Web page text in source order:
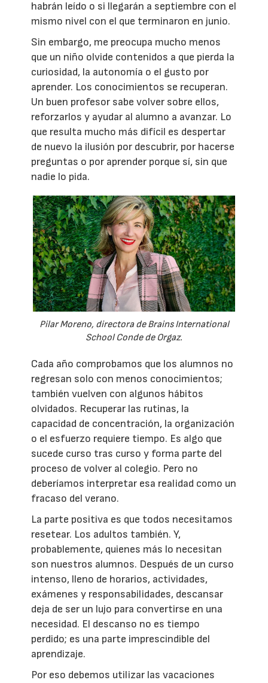
habrán leído o si llegarán a septiembre con el
mismo nivel con el que terminaron en junio.
Sin embargo, me preocupa mucho menos
que un niño olvide contenidos a que pierda la
curiosidad, la autonomía o el gusto por
aprender. Los conocimientos se recuperan.
Un buen profesor sabe volver sobre ellos,
reforzarlos y ayudar al alumno a avanzar. Lo
que resulta mucho más difícil es despertar
de nuevo la ilusión por descubrir, por hacerse
preguntas o por aprender porque sí, sin que
nadie lo pida.
Pilar Moreno, directora de Brains International
School Conde de Orgaz.
Cada año comprobamos que los alumnos no
regresan solo con menos conocimientos;
también vuelven con algunos hábitos
olvidados. Recuperar las rutinas, la
capacidad de concentración, la organización
o el esfuerzo requiere tiempo. Es algo que
sucede curso tras curso y forma parte del
proceso de volver al colegio. Pero no
deberíamos interpretar esa realidad como un
fracaso del verano.
La parte positiva es que todos necesitamos
resetear. Los adultos también. Y,
probablemente, quienes más lo necesitan
son nuestros alumnos. Después de un curso
intenso, lleno de horarios, actividades,
exámenes y responsabilidades, descansar
deja de ser un lujo para convertirse en una
necesidad. El descanso no es tiempo
perdido; es una parte imprescindible del
aprendizaje.
Por eso debemos utilizar las vacaciones